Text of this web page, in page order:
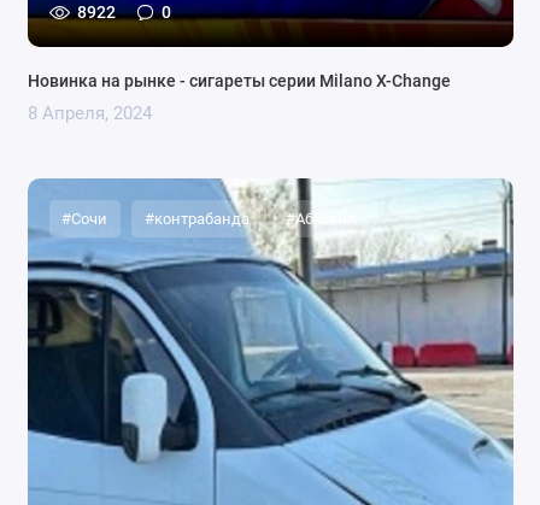
8922 0
Новинка на рынке - сигареты серии Milano X-Change
8 Апреля, 2024
#Сочи #контрабанда #Абхазия